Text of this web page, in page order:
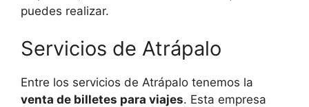
puedes realizar.
Servicios de Atrápalo
Entre los servicios de Atrápalo tenemos la
venta de billetes para viajes. Esta empresa